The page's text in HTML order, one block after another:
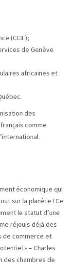
(CCIF);
de Genève
africaines et
des
comme
économique qui
sur la planète ! Ce
le statut d’une
réjouis déjà des
de commerce et
» – Charles
des chambres de